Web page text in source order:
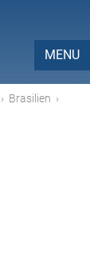
MENU
› Brasilien ›